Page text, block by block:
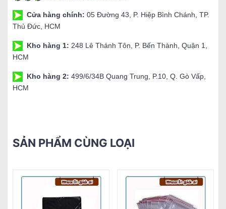
Cửa hàng chính: 05 Đường 43, P. Hiệp Bình Chánh, TP.
Thủ Đức, HCM
Kho hàng 1: 248 Lê Thánh Tôn, P. Bến Thành, Quận 1,
HCM
Kho hàng 2: 499/6/34B Quang Trung, P.10, Q. Gò Vấp,
HCM
SẢN PHẨM CÙNG LOẠI